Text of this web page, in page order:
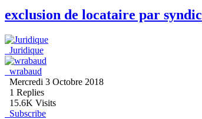
exclusion de locataire par syndic
Juridique
wrabaud
Mercredi 3 Octobre 2018
1 Replies
15.6K Visits
Subscribe